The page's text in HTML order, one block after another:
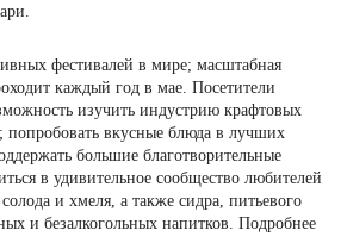
фестивалей в мире; масштабная
каждый год в мае. Посетители
изучить индустрию крафтовых
попробовать вкусные блюда в лучших
большие благотворительные
в удивительное сообщество любителей
и хмеля, а также сидра, питьевого
и безалкогольных напитков. Подробнее